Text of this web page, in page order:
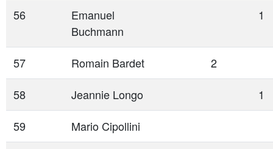
56
Emanuel
Buchmann
1
57 Romain Bardet
2
58
Jeannie Longo
1
59
Mario Cipollini